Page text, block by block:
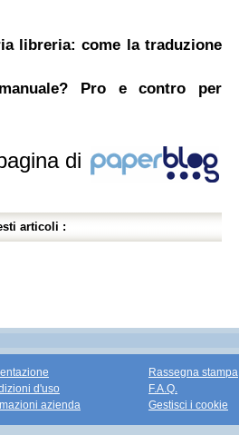
libreria: come la traduzione
Pro e contro per
di
articoli :
d'uso
azienda
Rassegna stampa
F.A.Q.
Gestisci i cookie